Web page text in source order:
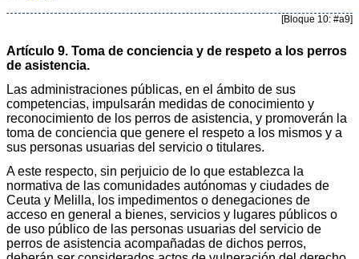
[Bloque 10: #a9]
Artículo 9. Toma de conciencia y de respeto a los perros
de asistencia.
Las administraciones públicas, en el ámbito de sus
competencias, impulsarán medidas de conocimiento y
reconocimiento de los perros de asistencia, y promoverán la
toma de conciencia que genere el respeto a los mismos y a
sus personas usuarias del servicio o titulares.
A este respecto, sin perjuicio de lo que establezca la
normativa de las comunidades autónomas y ciudades de
Ceuta y Melilla, los impedimentos o denegaciones de
acceso en general a bienes, servicios y lugares públicos o
de uso público de las personas usuarias del servicio de
perros de asistencia acompañadas de dichos perros,